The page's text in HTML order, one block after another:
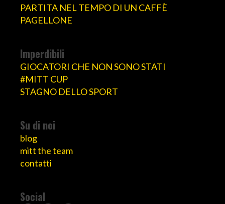
PARTITA NEL TEMPO DI UN CAFFÈ
PAGELLONE
Imperdibili
GIOCATORI CHE NON SONO STATI
#MITT CUP
STAGNO DELLO SPORT
Su di noi
blog
mitt the team
contatti
Social